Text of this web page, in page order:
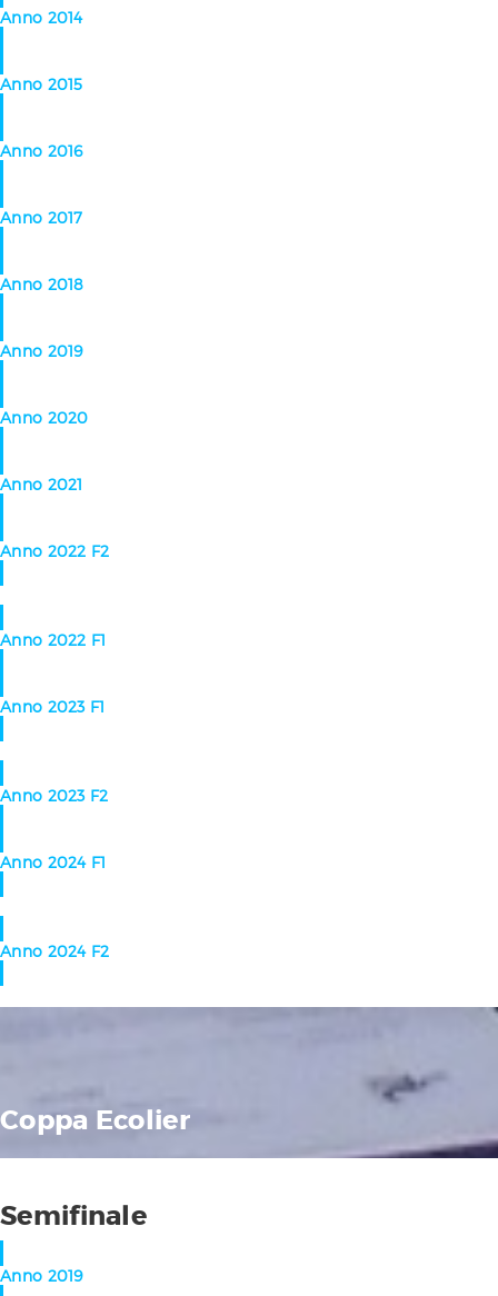
Anno 2014
Anno 2015
Anno 2016
Anno 2017
Anno 2018
Anno 2019
Anno 2020
Anno 2021
Anno 2022 F2
Anno 2022 F1
Anno 2023 F1
Anno 2023 F2
Anno 2024 F1
Anno 2024 F2
Coppa Ecolier
Semifinale
Anno 2019